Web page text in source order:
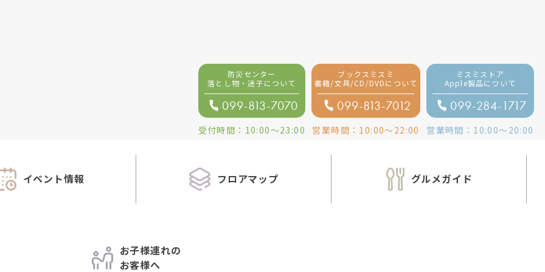
防災センター
落とし物・迷子について
099-813-7070
受付時間： 10:00〜23:00
ブックスミスミ
書籍/文具/CD/DVDについて
099-813-7012
営業時間： 10:00〜22:00
ミスミストア
Apple製品について
099-284-1717
営業時間： 10:00〜 20:00
イベント情報 フロアマップ グルメガイド
お子様連れの
お客様へ